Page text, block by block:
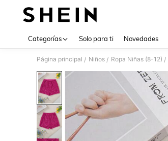
Categorías Solo para ti Novedades
Página principal / Niños / Ropa Niñas (8-12) /